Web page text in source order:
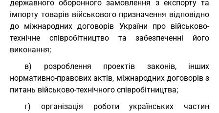
державного оборонного замовлення з експорту та
імпорту товарів військового призначення відповідно
до міжнародних договорів України про військово-
технічне співробітництво та забезпеченні його
виконання;
в) розроблення проектів законів, інших
нормативно-правових актів, міжнародних договорів з
питань військово-технічного співробітництва;
г) організація роботи українських частин